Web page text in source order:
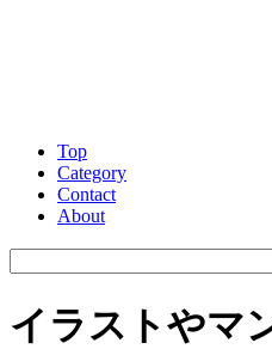
Top
Category
Contact
About
イラストやマ